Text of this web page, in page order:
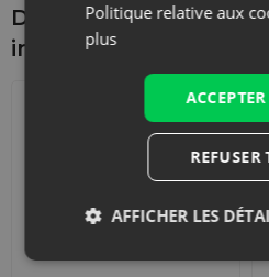
Découvrez ce qui
intéresser d'autre
Politique relative aux
plus
REFUSER
AFFICHER LES